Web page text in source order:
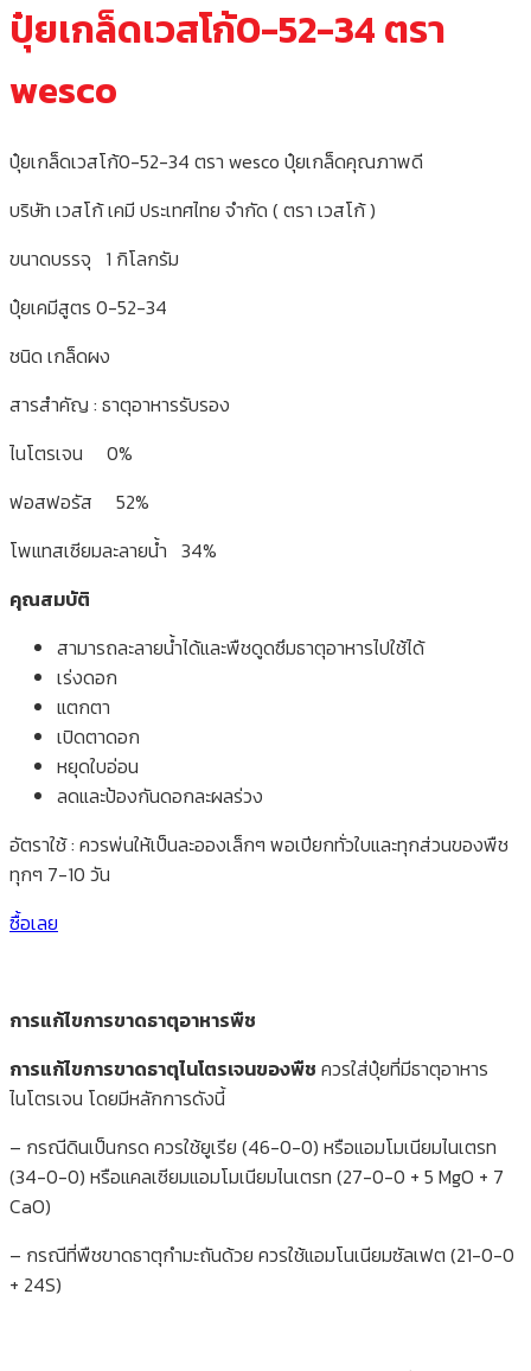
ปุ๋ยเกล็ดเวสโก้0-52-34 ตรา
wesco
ปุ๋ยเกล็ดเวสโก้0-52-34 ตรา wesco ปุ๋ยเกล็ดคุณภาพดี
บริษัท เวสโก้ เคมี ประเทศไทย จำกัด ( ตรา เวสโก้ )
ขนาดบรรจุ 1 กิโลกรัม
ปุ๋ยเคมีสูตร 0-52-34
ชนิด เกล็ดผง
สารสำคัญ : ธาตุอาหารรับรอง
ไนโตรเจน 0%
ฟอสฟอรัส 52%
โพแทสเซียมละลายน้ำ 34%
คุณสมบัติ
สามารถละลายน้ำได้และพืชดูดซึมธาตุอาหารไปใช้ได้
เร่งดอก
แตกตา
เปิดตาดอก
หยุดใบอ่อน
ลดและป้องกันดอกละผลร่วง
อัตราใช้ : ควรพ่นให้เป็นละอองเล็กๆ พอเปียกทั่วใบและทุกส่วนของพืช
ทุกๆ 7-10 วัน
ซื้อเลย
การแก้ไขการขาดธาตุอาหารพืช
การแก้ไขการขาดธาตุไนโตรเจนของพืช ควรใส่ปุ๋ยที่มีธาตุอาหาร
ไนโตรเจน โดยมีหลักการดังนี้
– กรณีดินเป็นกรด ควรใช้ยูเรีย (46-0-0) หรือแอมโมเนียมไนเตรท
(34-0-0) หรือแคลเซียมแอมโมเนียมไนเตรท (27-0-0 + 5 MgO + 7
CaO)
– กรณีที่พืชขาดธาตุกำมะถันด้วย ควรใช้แอมโนเนียมซัลเฟต (21-0-0
+ 24S)